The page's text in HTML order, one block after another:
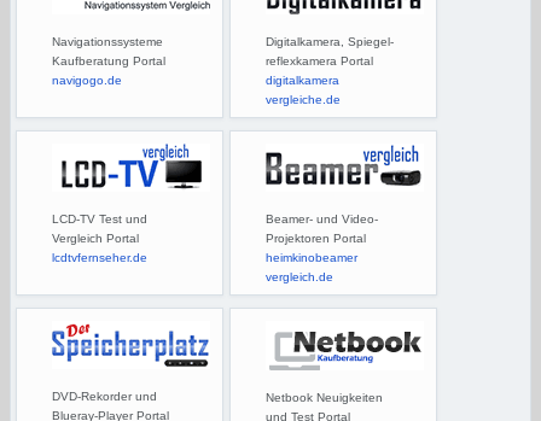
Navigationssysteme
Kaufberatung Portal
navigogo.de
Digitalkamera, Spiegel-
reflexkamera Portal
digitalkamera
vergleiche.de
LCD-TV Test und
Vergleich Portal
lcdtvfernseher.de
Beamer- und Video-
Projektoren Portal
heimkinobeamer
vergleich.de
DVD-Rekorder und
Blueray-Player Portal
Netbook Neuigkeiten
und Test Portal